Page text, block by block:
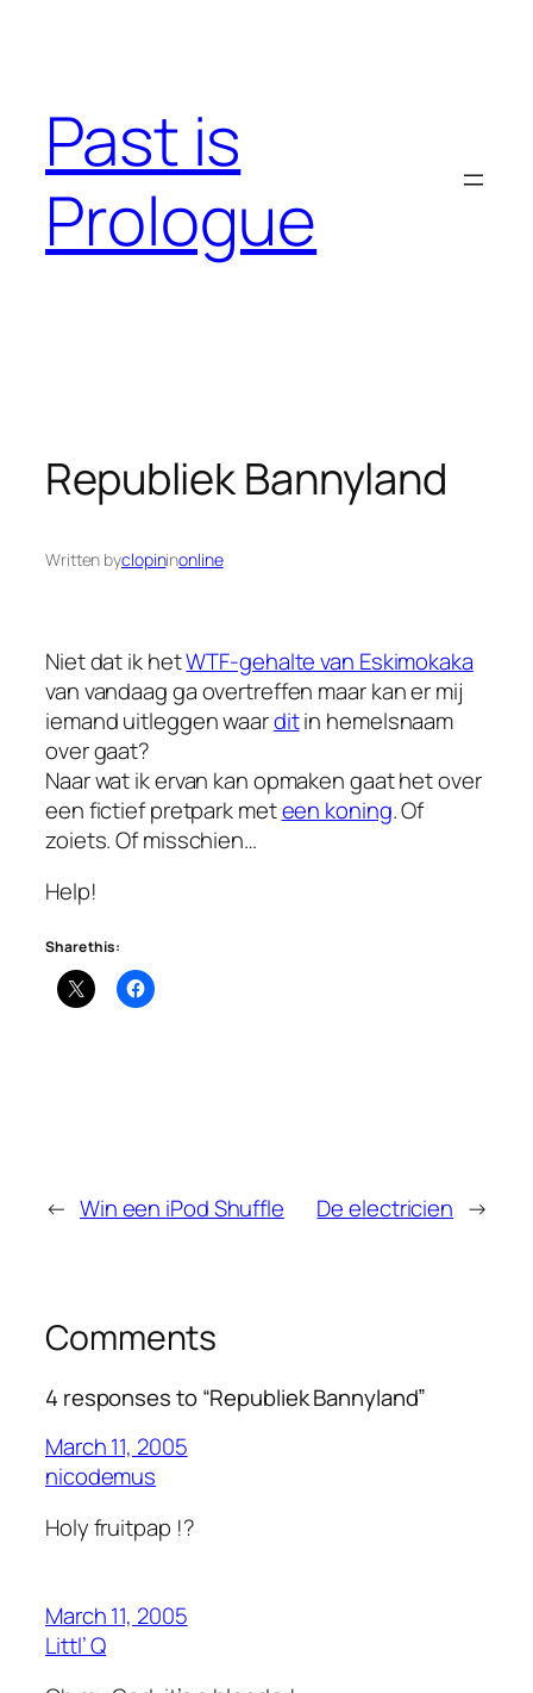
Past is
Prologue
Republiek Bannyland
Written byclopininonline
Niet dat ik hetWTF-gehalte van Eskimokaka
van vandaag ga overtreffen maar kan er mij
iemand uitleggen waarditin hemelsnaam
over gaat?
Naar wat ik ervan kan opmaken gaat het over
een fictief pretpark meteen koning. Of
zoiets. Of misschien…
Help!
Share this:
← Win een iPod Shuffle De electricien →
Comments
4 responses to “Republiek Bannyland”
March 11, 2005
nicodemus
Holy fruitpap !?
March 11, 2005
Littl’ Q